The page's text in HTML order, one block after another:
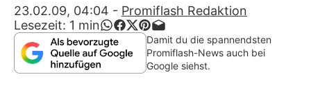
App runterladen
Team
Redaktionelle Richtlinien
23.02.09, 04:04 - Promiflash Redaktion
Lesezeit: 1 min
Damit du die spannendsten
Promiflash-News auch bei
Google siehst.